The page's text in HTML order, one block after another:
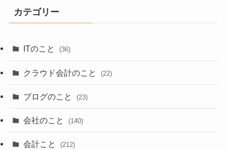
カテゴリー
ITのこと (36)
クラウド会計のこと (22)
ブログのこと (23)
会社のこと (140)
会計こと (212)